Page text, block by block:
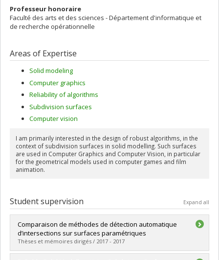
Professeur honoraire
Faculté des arts et des sciences - Département d'informatique et
de recherche opérationnelle
Areas of Expertise
Solid modeling
Computer graphics
Reliability of algorithms
Subdivision surfaces
Computer vision
I am primarily interested in the design of robust algorithms, in the
context of subdivision surfaces in solid modelling. Such surfaces
are used in Computer Graphics and Computer Vision, in particular
for the geometrical models used in computer games and film
animation.
Student supervision Expand all
Comparaison de méthodes de détection automatique
d’intersections sur surfaces paramétriques
Thèses et mémoires dirigés / 2017 - 2017